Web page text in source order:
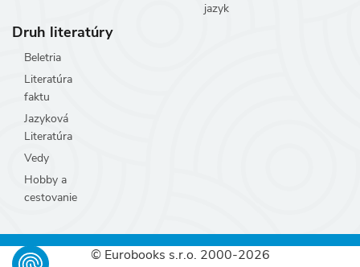
jazyk
Druh literatúry
Beletria
Literatúra
faktu
Jazyková
Literatúra
Vedy
Hobby a
cestovanie
© Eurobooks s.r.o. 2000-2026